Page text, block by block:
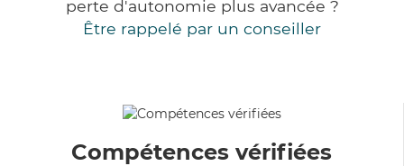
perte d'autonomie plus avancée ?
Être rappelé par un conseiller
Compétences vérifiées